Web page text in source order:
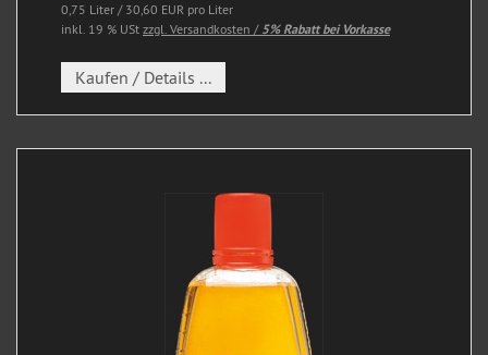
0,75 Liter / 30,60 EUR pro Liter
inkl. 19 % USt zzgl. Versandkosten / 5% Rabatt bei Vorkasse
Kaufen / Details ...